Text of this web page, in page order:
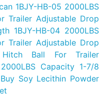
1BJY-HB-05 2000LBS
Trailer Adjustable Drop
1BJY-HB-04 2000LBS
Trailer Adjustable Drop
Hitch Ball For Trailer
Capacity 1-7/8
Buy Soy Lecithin Powder